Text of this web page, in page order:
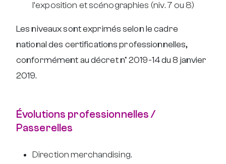
l’exposition et scénographies (niv. 7 ou 8)
Les niveaux sont exprimés selon le cadre
national des certifications professionnelles,
conformément au décret n° 2019-14 du 8 janvier
2019.
Évolutions professionnelles /
Passerelles
Direction merchandising.